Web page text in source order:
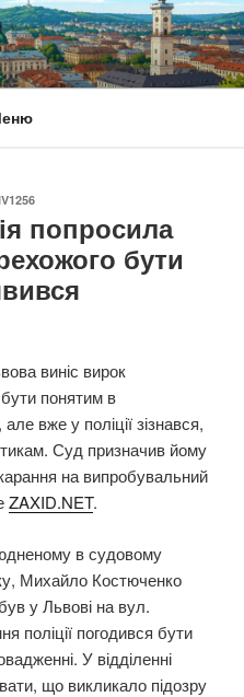
попросила
бути
виніс вирок
понятим в
вже у поліції зізнався,
Суд призначив йому
на випробувальний
ZAXID.NET.
в судовому
Михайло Костюченко
у Львові на вул.
поліції погодився бути
У відділенні
що викликало підозру